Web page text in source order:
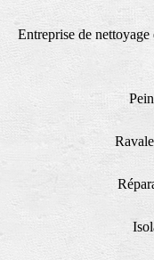
Entreprise de